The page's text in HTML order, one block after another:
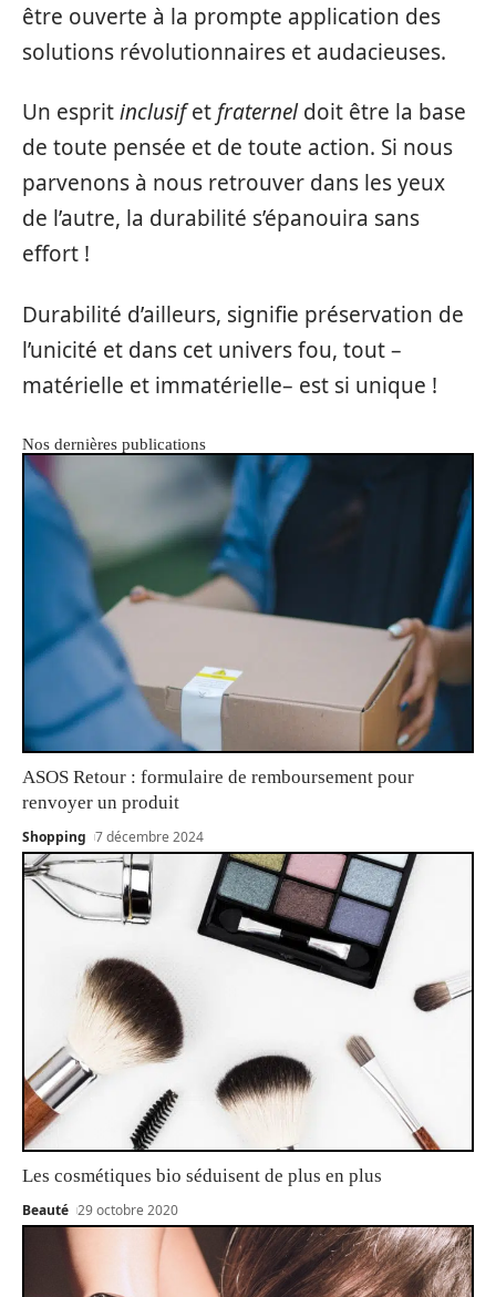
être ouverte à la prompte application des
solutions révolutionnaires et audacieuses.
Un espritinclusifet fraterneldoit être la base
de toute pensée et de toute action. Si nous
parvenons à nous retrouver dans les yeux
de l’autre, la durabilité s’épanouira sans
effort !
Durabilité d’ailleurs, signifie préservation de
l’unicité et dans cet univers fou, tout –
matérielle et immatérielle– est si unique !
Nos dernières publications
ASOS Retour : formulaire de remboursement pour
renvoyer un produit
Shopping 7 décembre 2024
Les cosmétiques bio séduisent de plus en plus
Beauté 29 octobre 2020